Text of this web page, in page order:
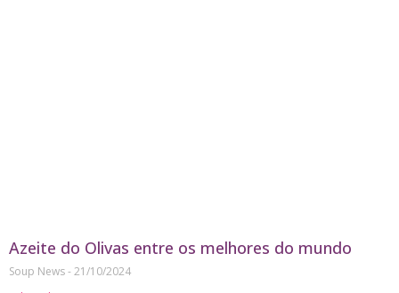
Azeite do Olivas entre os melhores do mundo
Soup News 21/10/2024